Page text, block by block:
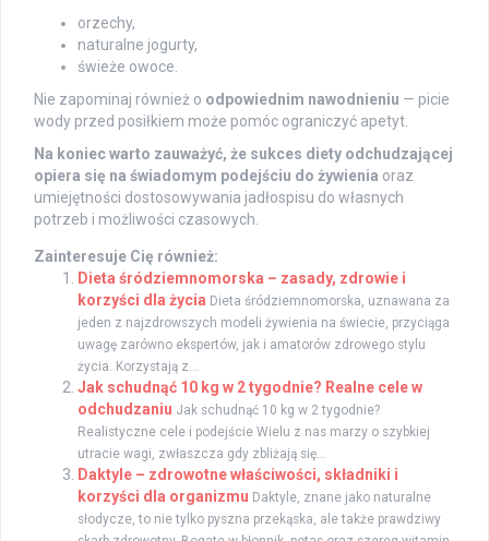
orzechy,
naturalne jogurty,
świeże owoce.
Nie zapominaj również o odpowiednim nawodnieniu — picie
wody przed posiłkiem może pomóc ograniczyć apetyt.
Na koniec warto zauważyć, że sukces diety odchudzającej
opiera się na świadomym podejściu do żywienia oraz
umiejętności dostosowywania jadłospisu do własnych
potrzeb i możliwości czasowych.
Zainteresuje Cię również:
Dieta śródziemnomorska – zasady, zdrowie i
korzyści dla życia Dieta śródziemnomorska, uznawana za
jeden z najzdrowszych modeli żywienia na świecie, przyciąga
uwagę zarówno ekspertów, jak i amatorów zdrowego stylu
życia. Korzystają z...
Jak schudnąć 10 kg w 2 tygodnie? Realne cele w
odchudzaniu Jak schudnąć 10 kg w 2 tygodnie?
Realistyczne cele i podejście Wielu z nas marzy o szybkiej
utracie wagi, zwłaszcza gdy zbliżają się...
Daktyle – zdrowotne właściwości, składniki i
korzyści dla organizmu Daktyle, znane jako naturalne
słodycze, to nie tylko pyszna przekąska, ale także prawdziwy